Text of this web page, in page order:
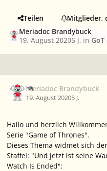
Teilen
Mitglieder,
Meriadoc Brandybuck
19. August 20205 J. in
Meriadoc Brandybuck
19. August 20205 J.
Hallo und herzlich
Serie "Game of Thrones".
Dieses Thema widmet sich
Staffel: "Und jetzt ist seine
Watch Is Ended":